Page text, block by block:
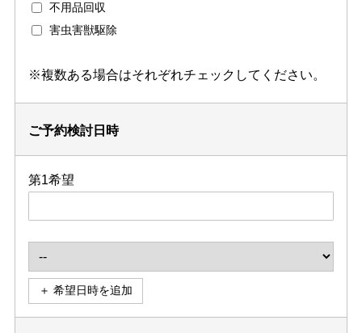
不用品回収
害虫害獣駆除
※複数ある場合はそれぞれチェックしてください。
ご予約検討日時
第1希望
＋ 希望日時を追加